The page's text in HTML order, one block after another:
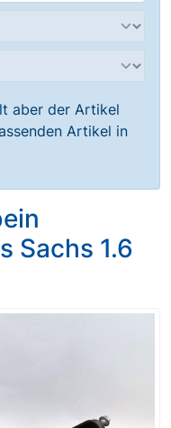
aber der Artikel
Artikel in
Sachs 1.6